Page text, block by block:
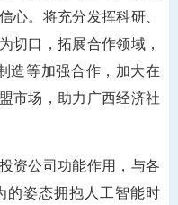
心。将充分发挥科研、
切口，拓展合作领域，
造等加强合作，加大在
市场，助力广西经济社
资公司功能作用，与各
的姿态拥抱人工智能时